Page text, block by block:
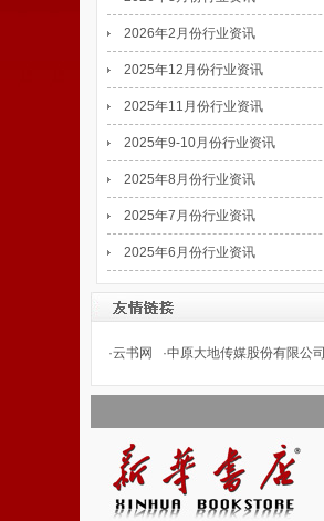
2026年2月份行业资讯
2025年12月份行业资讯
2025年11月份行业资讯
2025年9-10月份行业资讯
2025年8月份行业资讯
2025年7月份行业资讯
2025年6月份行业资讯
·云书网 ·中原大地传媒股份有限公司